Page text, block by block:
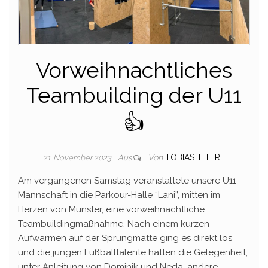
Vorweihnachtliches
Teambuilding der U11
👍
21. November 2023 Aus Von TOBIAS THIER
Am vergangenen Samstag veranstaltete unsere U11-
Mannschaft in die Parkour-Halle “Lani”, mitten im
Herzen von Münster, eine vorweihnachtliche
Teambuildingmaßnahme. Nach einem kurzen
Aufwärmen auf der Sprungmatte ging es direkt los
und die jungen Fußballtalente hatten die Gelegenheit,